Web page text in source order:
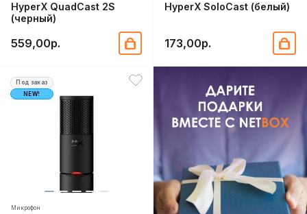
HyperX QuadCast 2S
(черный)
559,00р.
HyperX SoloCast (белый)
173,00р.
Под заказ
NEW!
Микрофон